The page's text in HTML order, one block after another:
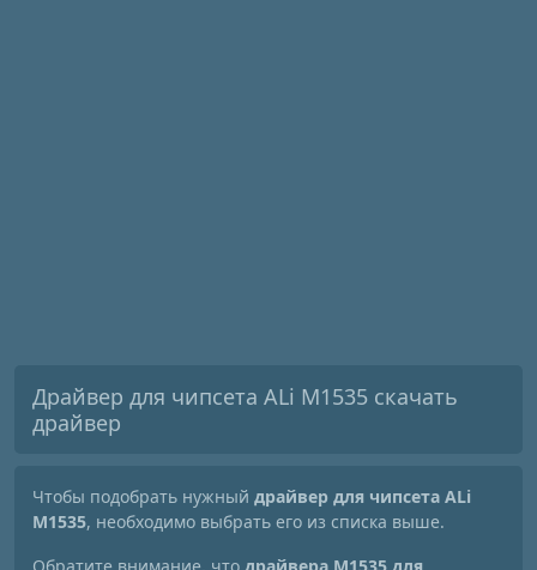
Драйвер для чипсета ALi M1535 скачать
драйвер
Чтобы подобрать нужный драйвер для чипсета ALi
M1535, необходимо выбрать его из списка выше.